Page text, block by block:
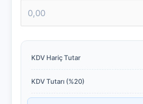
KDV Hariç Tutar
KDV Tutarı (%20)